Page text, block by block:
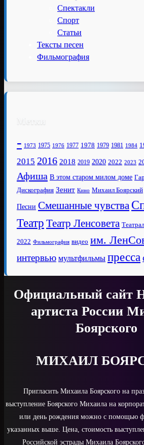
Спектакли
Спорт
Статьи
Тексты песен
Фильмография
Метки
- 1973 1975 1976 1977 1978 1979 1981 1984
2015 2016 2018 2019 2020 2022 2023
Афиша В этом старом милом доме
Дискография Зенит Кино Михаил Боярский
Песни Смешанные чувства
Театр Театр Ленсовета
2022 Фильмография видео им.
интервью мультфильмы пресса
Официальный сайт
артиста России
Боярского
МИХАИЛ
Пригласить Михаила Боярского на
выступление Боярского Михаила на
или день рождения можно с помощью
указанных выше. Цена, стоимость
Российской эстрады Михаила